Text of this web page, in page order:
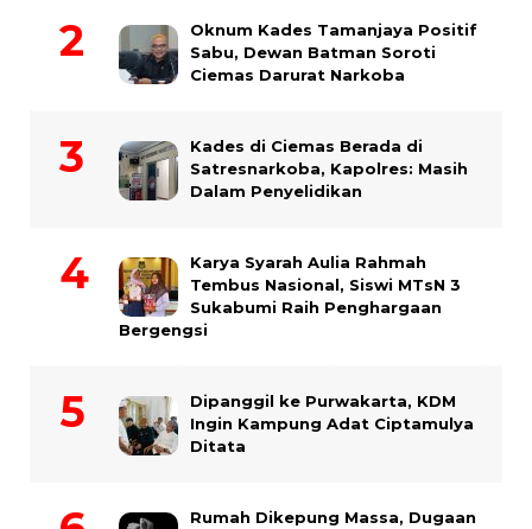
Oknum Kades Tamanjaya Positif
Sabu, Dewan Batman Soroti
Ciemas Darurat Narkoba
Kades di Ciemas Berada di
Satresnarkoba, Kapolres: Masih
Dalam Penyelidikan
Karya Syarah Aulia Rahmah
Tembus Nasional, Siswi MTsN 3
Sukabumi Raih Penghargaan
Bergengsi
Dipanggil ke Purwakarta, KDM
Ingin Kampung Adat Ciptamulya
Ditata
Rumah Dikepung Massa, Dugaan